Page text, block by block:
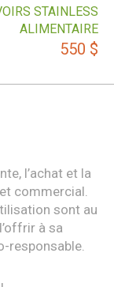
STAINLESS
ALIMENTAIRE
550 $
l’achat et la
commercial.
sont au
à sa
responsable.